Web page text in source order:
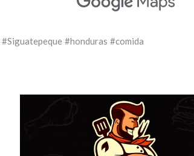
#Siguatepeque #honduras #comida